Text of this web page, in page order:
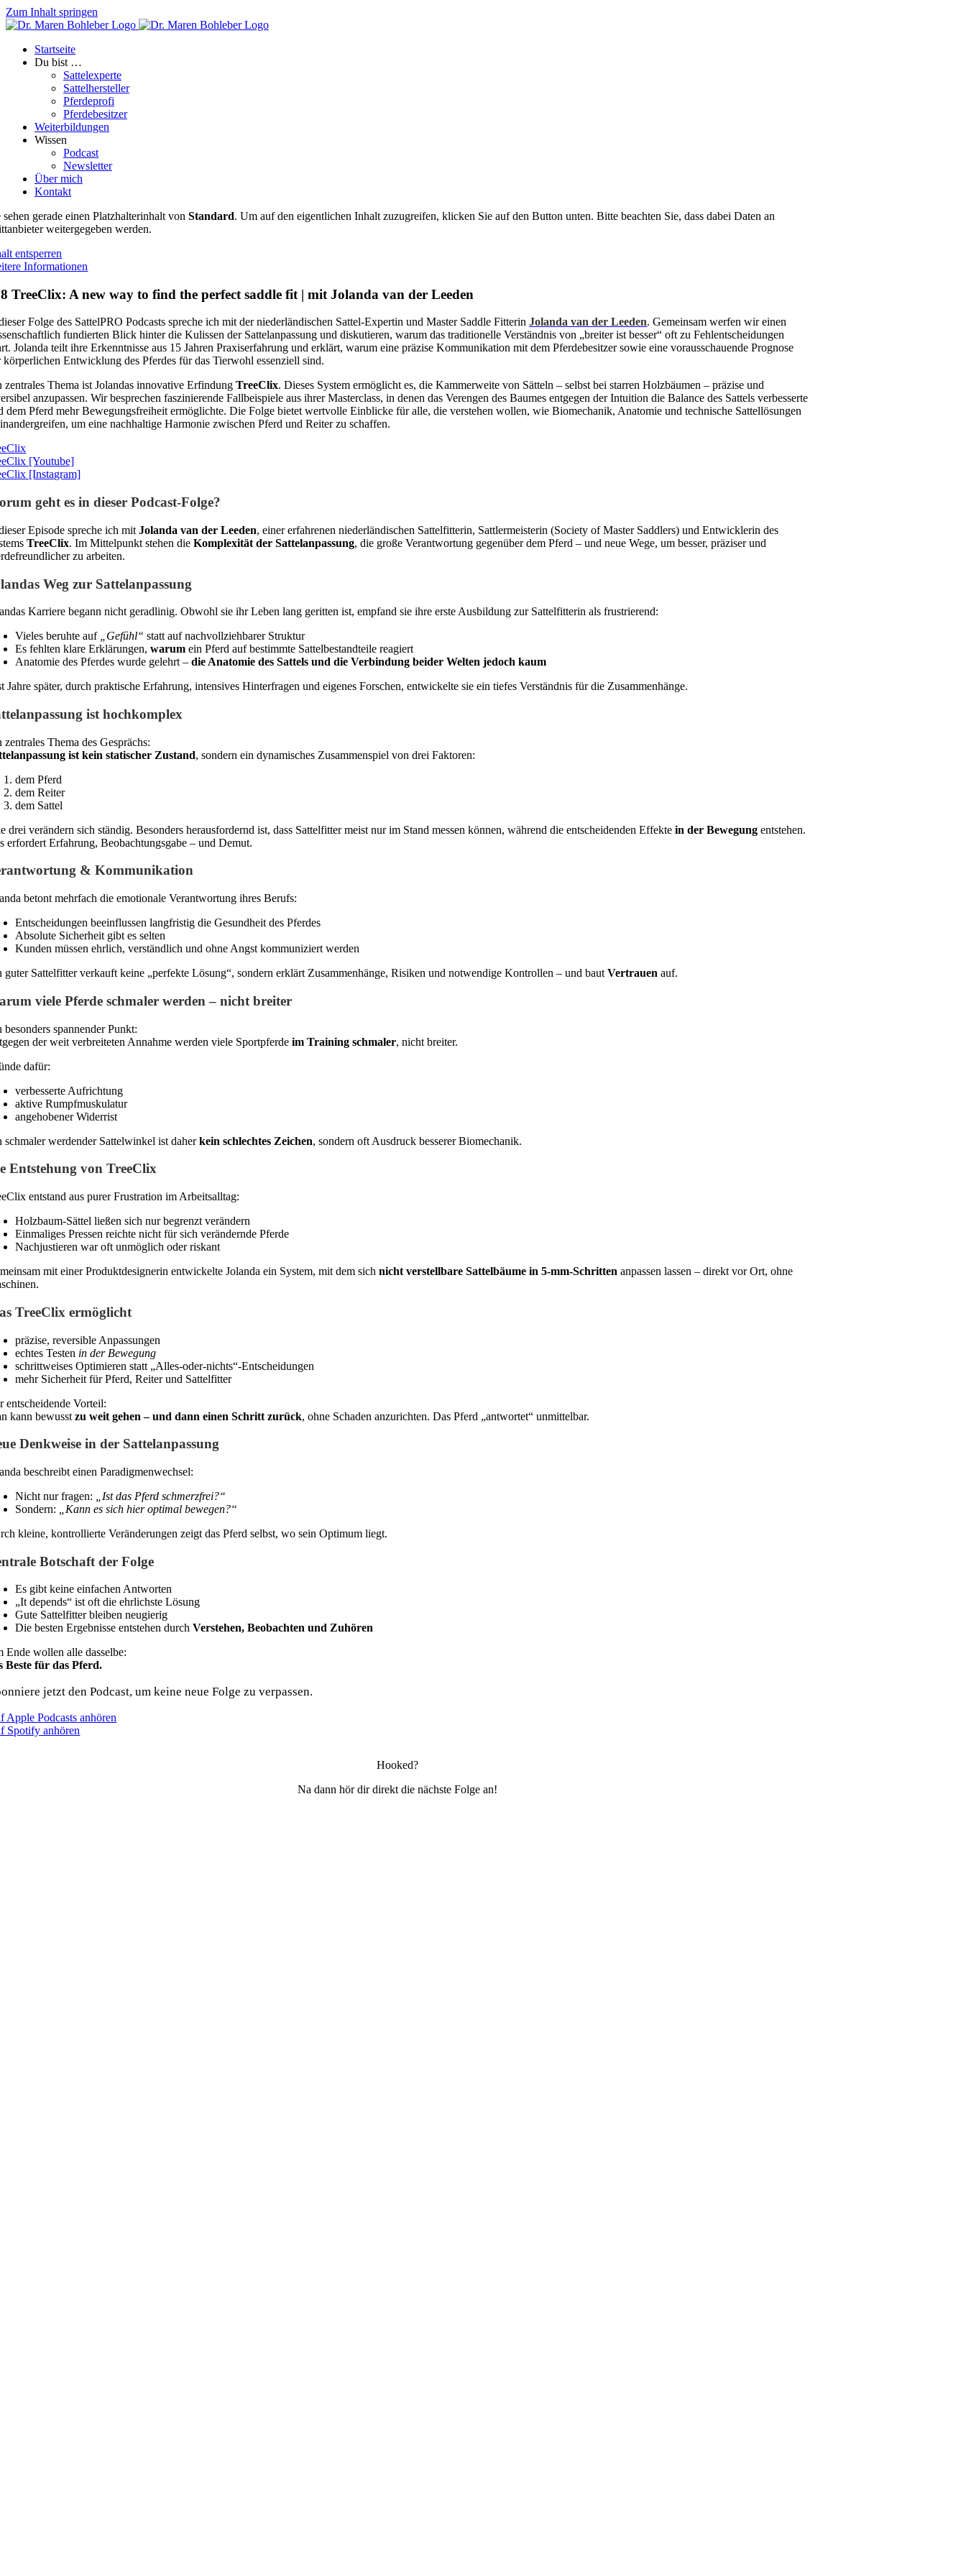
Zum Inhalt springen
Startseite
Du bist …
Sattelexperte
Sattelhersteller
Pferdeprofi
Pferdebesitzer
Weiterbildungen
Wissen
Podcast
Newsletter
Über mich
Kontakt
sehen gerade einen Platzhalterinhalt vonStandard. Um auf den eigentlichen Inhalt zuzugreifen, klicken Sie auf den Button unten. Bitte beachten Sie, dass dabei Daten an
weitergegeben werden.
entsperren
Informationen
TreeClix: A new way to find the perfect saddle fit | mit Jolanda van der Leeden
Folge des SattelPRO Podcasts spreche ich mit der niederländischen Sattel-Expertin und Master Saddle FitterinJolanda van der Leeden. Gemeinsam werfen wir einen
fundierten Blick hinter die Kulissen der Sattelanpassung und diskutieren, warum das traditionelle Verständnis von „breiter ist besser“ oft zu Fehlentscheidungen
Jolanda teilt ihre Erkenntnisse aus 15 Jahren Praxiserfahrung und erklärt, warum eine präzise Kommunikation mit dem Pferdebesitzer sowie eine vorausschauende Prognose
körperlichen Entwicklung des Pferdes für das Tierwohl essenziell sind.
zentrales Thema ist Jolandas innovative ErfindungTreeClix. Dieses System ermöglicht es, die Kammerweite von Sätteln – selbst bei starren Holzbäumen – präzise und
anzupassen. Wir besprechen faszinierende Fallbeispiele aus ihrer Masterclass, in denen das Verengen des Baumes entgegen der Intuition die Balance des Sattels verbesserte
dem Pferd mehr Bewegungsfreiheit ermöglichte. Die Folge bietet wertvolle Einblicke für alle, die verstehen wollen, wie Biomechanik, Anatomie und technische Sattellösungen
um eine nachhaltige Harmonie zwischen Pferd und Reiter zu schaffen.
[Youtube]
[Instagram]
geht es in dieser Podcast-Folge?
Episode spreche ich mitJolanda van der Leeden, einer erfahrenen niederländischen Sattelfitterin, Sattlermeisterin (Society of Master Saddlers) und Entwicklerin des
TreeClix. Im Mittelpunkt stehen dieKomplexität der Sattelanpassung, die große Verantwortung gegenüber dem Pferd – und neue Wege, um besser, präziser und
zu arbeiten.
Weg zur Sattelanpassung
Karriere begann nicht geradlinig. Obwohl sie ihr Leben lang geritten ist, empfand sie ihre erste Ausbildung zur Sattelfitterin als frustrierend:
Vieles beruhte auf
„Gefühl“ statt auf nachvollziehbarer Struktur
Es fehlten klare Erklärungen,warum ein Pferd auf bestimmte Sattelbestandteile reagiert
Anatomie des Pferdes wurde gelehrt –die Anatomie des Sattels und die Verbindung beider Welten jedoch kaum
Jahre später, durch praktische Erfahrung, intensives Hinterfragen und eigenes Forschen, entwickelte sie ein tiefes Verständnis für die Zusammenhänge.
ist hochkomplex
zentrales Thema des Gesprächs:
ist kein statischer Zustand, sondern ein dynamisches Zusammenspiel von drei Faktoren:
dem Pferd
dem Reiter
dem Sattel
drei verändern sich ständig. Besonders herausfordernd ist, dass Sattelfitter meist nur im Stand messen können, während die entscheidenden Effektein der Bewegung entstehen.
erfordert Erfahrung, Beobachtungsgabe – und Demut.
& Kommunikation
betont mehrfach die emotionale Verantwortung ihres Berufs:
Entscheidungen beeinflussen langfristig die Gesundheit des Pferdes
Absolute Sicherheit gibt es selten
Kunden müssen ehrlich, verständlich und ohne Angst kommuniziert werden
guter Sattelfitter verkauft keine „perfekte Lösung“, sondern erklärt Zusammenhänge, Risiken und notwendige Kontrollen – und bautVertrauen auf.
viele Pferde schmaler werden – nicht breiter
besonders spannender Punkt:
der weit verbreiteten Annahme werden viele Sportpferdeim Training schmaler, nicht breiter.
dafür:
verbesserte Aufrichtung
aktive Rumpfmuskulatur
angehobener Widerrist
schmaler werdender Sattelwinkel ist daherkein schlechtes Zeichen, sondern oft Ausdruck besserer Biomechanik.
Entstehung von TreeClix
entstand aus purer Frustration im Arbeitsalltag:
Holzbaum-Sättel ließen sich nur begrenzt verändern
Einmaliges Pressen reichte nicht für sich verändernde Pferde
Nachjustieren war oft unmöglich oder riskant
mit einer Produktdesignerin entwickelte Jolanda ein System, mit dem sichnicht verstellbare Sattelbäume in 5-mm-Schritten anpassen lassen – direkt vor Ort, ohne
TreeClix ermöglicht
präzise, reversible Anpassungen
echtes Testen in der Bewegung
schrittweises Optimieren statt „Alles-oder-nichts“-Entscheidungen
mehr Sicherheit für Pferd, Reiter und Sattelfitter
entscheidende Vorteil:
kann bewusstzu weit gehen – und dann einen Schritt zurück, ohne Schaden anzurichten. Das Pferd „antwortet“ unmittelbar.
Denkweise in der Sattelanpassung
beschreibt einen Paradigmenwechsel:
Nicht nur fragen:
„Ist das Pferd schmerzfrei?“
Sondern:
„Kann es sich hier optimal bewegen?“
kleine, kontrollierte Veränderungen zeigt das Pferd selbst, wo sein Optimum liegt.
Botschaft der Folge
Es gibt keine einfachen Antworten
„It depends“ ist oft die ehrlichste Lösung
Gute Sattelfitter bleiben neugierig
Die besten Ergebnisse entstehen durchVerstehen, Beobachten und Zuhören
Ende wollen alle dasselbe:
Beste für das Pferd.
jetzt den Podcast, um keine neue Folge zu verpassen.
Apple Podcasts anhören
Spotify anhören
Hooked?
Na dann hör dir direkt die nächste Folge an!